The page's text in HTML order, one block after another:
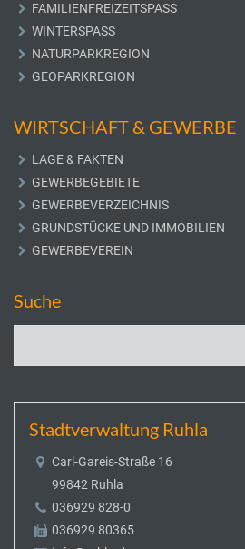
FAMILIENFREIZEITSPASS
WINTERSPASS
NATURPARKREGION
GEOPARKREGION
WIRTSCHAFT & GEWERBE
LAGE & FAKTEN
GEWERBEGEBIETE
GEWERBEVERZEICHNIS
GRUNDSTÜCKE UND IMMOBILIEN
GEWERBEVEREIN
Suche
Stadtverwaltung Ruhla
Carl-Gareis-Straße 16
99842 Ruhla
036929 828-0
036929 80365